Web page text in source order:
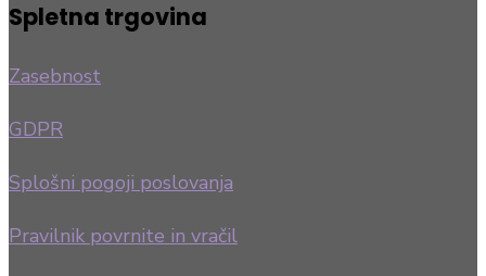
Spletna trgovina
Zasebnost
GDPR
Splošni pogoji poslovanja
Pravilnik povrnite in vračil